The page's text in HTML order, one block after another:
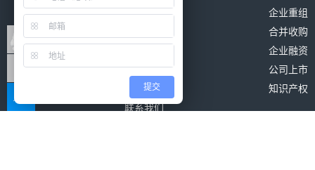
公司简介
发展历程
公司新闻
联系我们
企业重组
合并收购
企业融资
公司上市
知识产权
提交